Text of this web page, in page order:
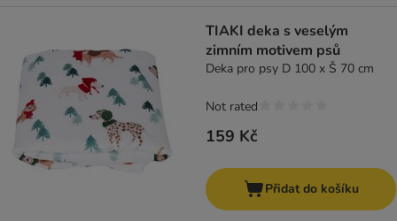
TIAKI deka s veselým
zimním motivem psů
Deka pro psy D 100 x Š 70 cm
159 Kč
Not rated
Přidat do košíku